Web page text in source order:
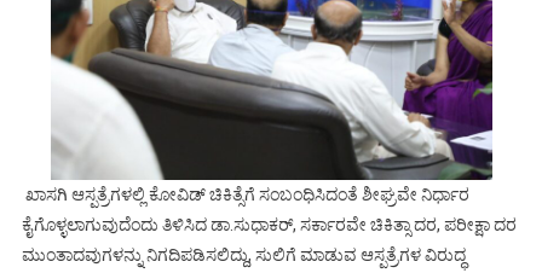
ಖಾಸಗಿ ಆಸ್ಪತ್ರೆಗಳಲ್ಲಿ ಕೋವಿಡ್ ಚಿಕಿತ್ಸೆಗೆ ಸಂಬಂಧಿಸಿದಂತೆ ಶೀಘ್ರವೇ ನಿರ್ಧಾರ
ಕೈಗೊಳ್ಳಲಾಗುವುದೆಂದು ತಿಳಿಸಿದ ಡಾ.ಸುಧಾಕರ್, ಸರ್ಕಾರವೇ ಚಿಕಿತ್ಸಾ ದರ, ಪರೀಕ್ಷಾ ದರ
ಮುಂತಾದವುಗಳನ್ನು ನಿಗದಿಪಡಿಸಲಿದ್ದು, ಸುಲಿಗೆ ಮಾಡುವ ಆಸ್ಪತ್ರೆಗಳ ವಿರುದ್ಧ